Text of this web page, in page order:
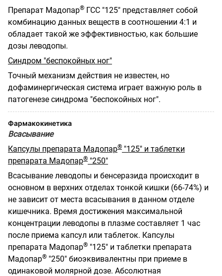
Препарат Мадопар® ГСС "125" представляет собой
комбинацию данных веществ в соотношении 4:1 и
обладает такой же эффективностью, как большие
дозы леводопы.
Синдром "беспокойных ног"
Точный механизм действия не известен, но
дофаминергическая система играет важную роль в
патогенезе синдрома "беспокойных ног".
Фармакокинетика
Всасывание
Капсулы препарата Мадопар® "125" и таблетки
препарата Мадопар® "250"
Всасывание леводопы и бенсеразида происходит в
основном в верхних отделах тонкой кишки (66-74%) и
не зависит от места всасывания в данном отделе
кишечника. Время достижения максимальной
концентрации леводопы в плазме составляет 1 час
после приема капсул или таблеток. Капсулы
препарата Мадопар® "125" и таблетки препарата
Мадопар® "250" биоэквивалентны при приеме в
одинаковой молярной дозе. Абсолютная